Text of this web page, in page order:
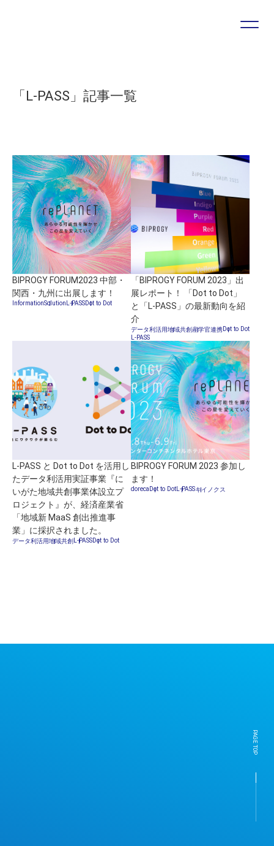
データ利活用 モビリティ
ヘルスケア
地域共創 観光 エネルギー
Press release Information Project
Solution
Case study
※ConnectXはBIPROGY株式会社の登録商標です。
「L-PASS」記事一覧
BIPROGY FORUM2023 中部・
関西・九州に出展します！
InformationSolution L-PASSDot to Dot
「BIPROGY FORUM 2023」出
展レポート！ 「Dot to Dot」
と「L-PASS」の最新動向を紹
介
データ利活用地域共創 産学官連携Dot to Dot
L-PASS
L-PASS と Dot to Dot を活用し
たデータ利活用実証事業『に
いがた地域共創事業体設立プ
ロジェクト』が、経済産業省
「地域新 MaaS 創出推進事
業」に採択されました。
データ利活用地域共創 L-PASSDot to Dot
BIPROGY FORUM 2023 参加し
ます！
doreca Dot to Dot L-PASSキイノクス
PAGE TOP